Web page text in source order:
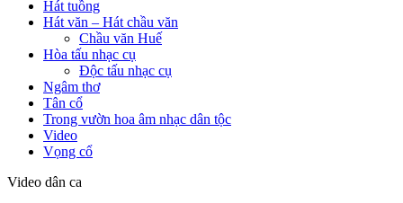
Hát tuồng
Hát văn – Hát chầu văn
Chầu văn Huế
Hòa tấu nhạc cụ
Độc tấu nhạc cụ
Ngâm thơ
Tân cổ
Trong vườn hoa âm nhạc dân tộc
Video
Vọng cổ
Video dân ca